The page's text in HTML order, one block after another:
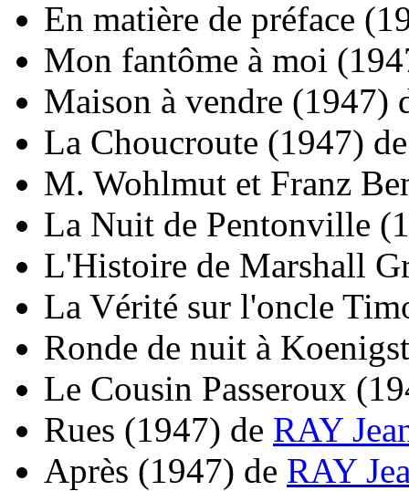
En matière de préface
Mon fantôme à moi
Maison à vendre (1947)
La Choucroute (1947)
M. Wohlmut et Franz
La Nuit de Pentonville
L'Histoire de Marshall
La Vérité sur l'oncle
Ronde de nuit à
Le Cousin Passeroux
Rues (1947) de RAY
Après (1947) de RAY